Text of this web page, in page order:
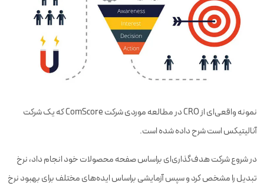
نمونه واقعی‌ای از CRO در مطالعه موردی شرکت ComScore که یک شرکت
آنالیتیکس است شرح داده شده است.
در شروع شرکت هدف‌گذاری‌ای براساس صفحه محصولات خود انجام داد،‌ نرخ
تبدیل را مشخص کرد و سپس آزمایشی براساس ایده‌های مختلف برای بهبود نرخ